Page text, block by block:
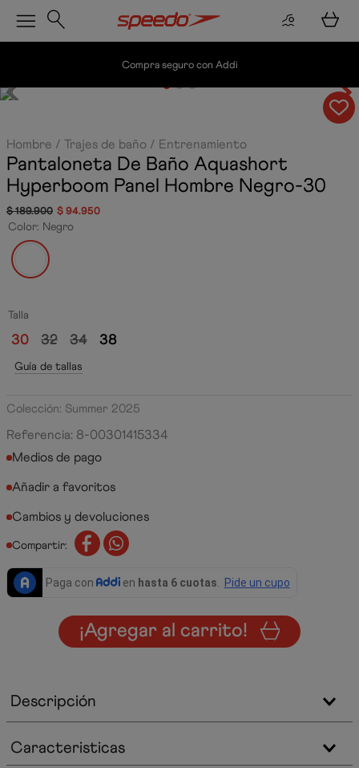
Compra seguro con Addi
Hombre Trajes de baño Entrenamiento
Pantaloneta De Baño Aquashort
Hyperboom Panel Hombre Negro-30
$189.900 $ 94.950
Color: Negro
Talla
30 32 34 38
Guía de tallas
Colección: Summer 2025
Referencia: 8-00301415334
Medios de pago
Cambios y devoluciones
Compartir:
¡Agregar al carrito!
Descripción
Caracteristicas